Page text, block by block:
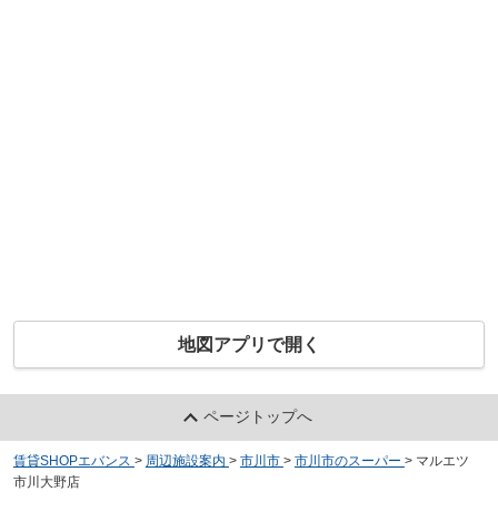
地図アプリで開く
ページトップへ
賃貸SHOPエバンス > 周辺施設案内 > 市川市 > 市川市のスーパー > マルエツ
市川大野店